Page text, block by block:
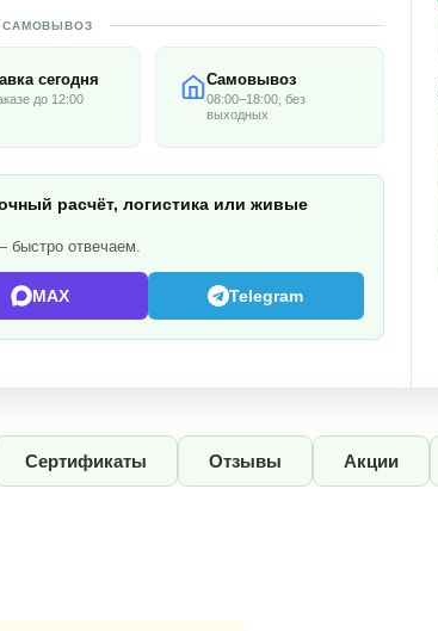
САМОВЫВОЗ
сегодня
до 12:00
Самовывоз
08:00–18:00, без
выходных
расчёт, логистика или живые
быстро отвечаем.
MAX Telegram
Сертификаты Отзывы Акции